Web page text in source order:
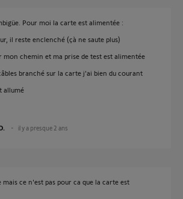
Pour moi la carte est alimentée :
il reste enclenché (çà ne saute plus)
mon chemin et ma prise de test est alimentée
branché sur la carte j'ai bien du courant
allumé
il y a presque 2 ans
ce n'est pas pour ca que la carte est